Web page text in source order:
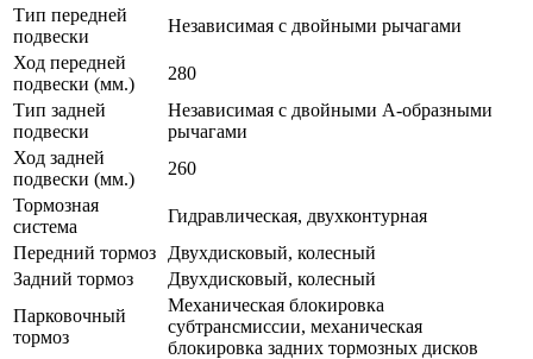
Тип передней
подвески
Независимая с двойными рычагами
Ход передней
подвески (мм.)
280
Тип задней
подвески
Независимая с двойными А-образными
рычагами
Ход задней
подвески (мм.)
260
Тормозная
система
Гидравлическая, двухконтурная
Передний тормоз
Двухдисковый, колесный
Задний тормоз
Двухдисковый, колесный
Парковочный
тормоз
Механическая блокировка
субтрансмиссии, механическая
блокировка задних тормозных дисков